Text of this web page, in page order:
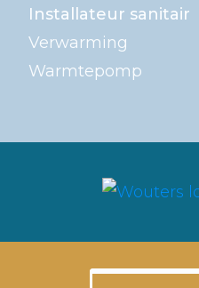
Installateur sanitair
Verwarming
Warmtepomp